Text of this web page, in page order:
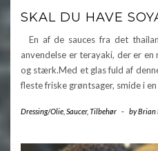
SKAL DU HAVE
En af de sauces fra det
anvendelse er terayaki, der er
og stærk.Med et glas fuld af
fleste friske grøntsager, smide i
Dressing/Olie Saucer, Tilbehør - byBrian